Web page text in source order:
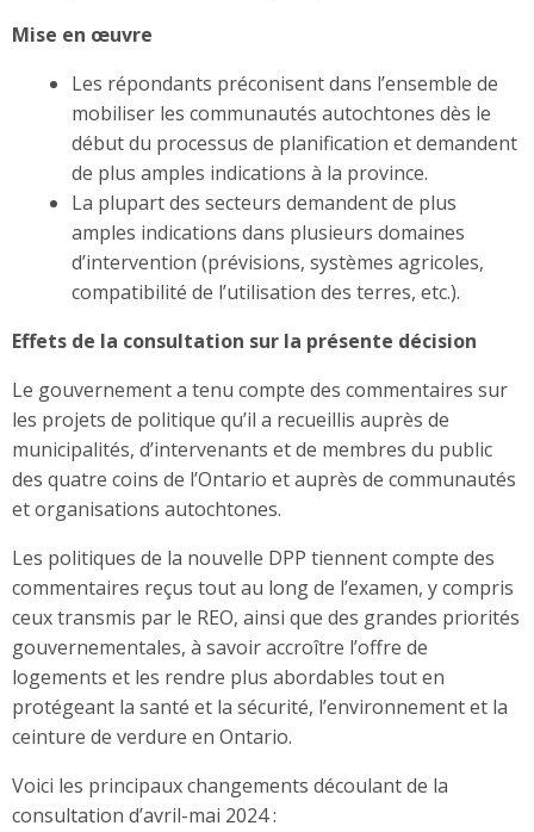
Mise en œuvre
Les répondants préconisent dans l’ensemble de
mobiliser les communautés autochtones dès le
début du processus de planification et demandent
de plus amples indications à la province.
La plupart des secteurs demandent de plus
amples indications dans plusieurs domaines
d’intervention (prévisions, systèmes agricoles,
compatibilité de l’utilisation des terres, etc.).
Effets de la consultation sur la présente décision
Le gouvernement a tenu compte des commentaires sur
les projets de politique qu’il a recueillis auprès de
municipalités, d’intervenants et de membres du public
des quatre coins de l’Ontario et auprès de communautés
et organisations autochtones.
Les politiques de la nouvelle DPP tiennent compte des
commentaires reçus tout au long de l’examen, y compris
ceux transmis par le REO, ainsi que des grandes priorités
gouvernementales, à savoir accroître l’offre de
logements et les rendre plus abordables tout en
protégeant la santé et la sécurité, l’environnement et la
ceinture de verdure en Ontario.
Voici les principaux changements découlant de la
consultation d’avril-mai 2024 :